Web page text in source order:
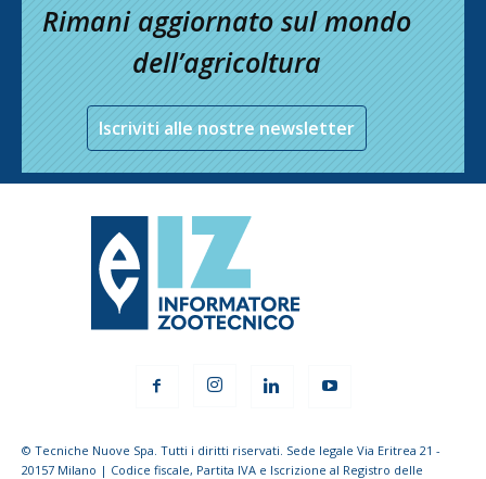
Rimani aggiornato sul mondo
dell’agricoltura
Iscriviti alle nostre newsletter
© Tecniche Nuove Spa. Tutti i diritti riservati. Sede legale Via Eritrea 21 -
20157 Milano | Codice fiscale, Partita IVA e Iscrizione al Registro delle